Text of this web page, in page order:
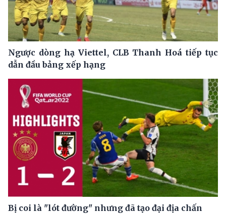
Ngược dòng hạ Viettel, CLB Thanh Hoá tiếp tục
dẫn đầu bảng xếp hạng
Bị coi là "lót đường" nhưng đã tạo đại địa chấn